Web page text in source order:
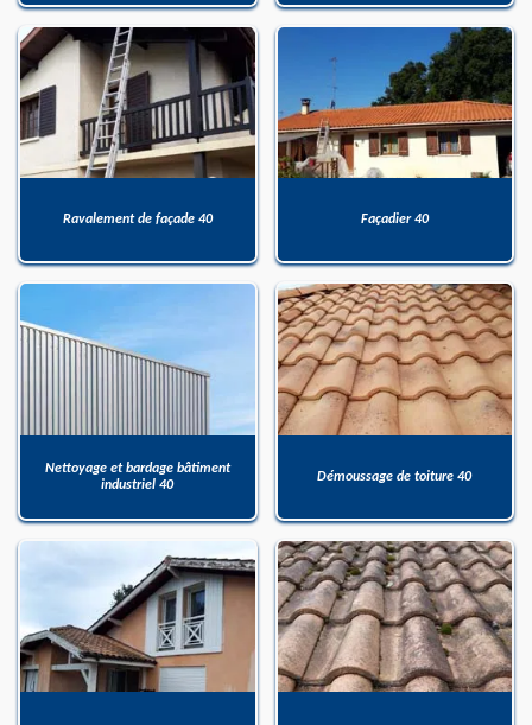
Ravalement de façade 40 Façadier 40
Nettoyage et bardage bâtiment
industriel 40
Démoussage de toiture 40